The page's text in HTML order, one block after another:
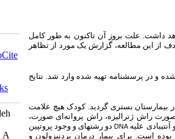
داشت. علت بروز آن تاکنون به‏ طور کامل
از این مطالعه، گزارش یک مورد از تظاهر
و در پرسشنامه تهیه شده وارد شد. نتایج
علایمی شامل؛ تب، راش پروانه‏ای صورت و درد مفاصل از 20 روز قبل، در بیمارستان بستری گردید. کودک هیچ علامت
راش ژنرالیزه، راش پروانه‌ای صورت،
علیهDNAدو رشته‏ای و وجود پروتیین
بوده است. برای بیمار درمان پردنیزولون و
A